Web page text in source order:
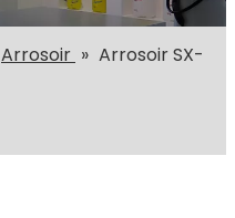
Arrosoir » Arrosoir SX-